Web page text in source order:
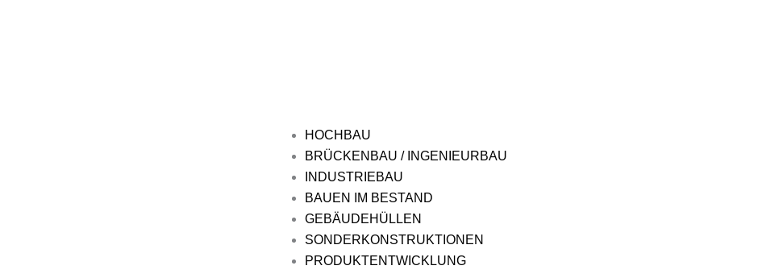
HOCHBAU
BRÜCKENBAU / INGENIEURBAU
INDUSTRIEBAU
BAUEN IM BESTAND
GEBÄUDEHÜLLEN
SONDERKONSTRUKTIONEN
PRODUKTENTWICKLUNG